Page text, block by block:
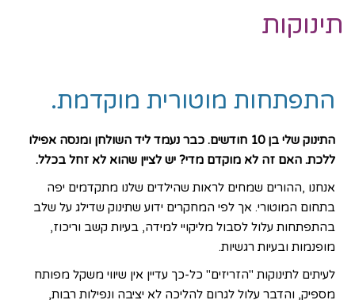
תינוקות
התפתחות מוטורית מוקדמת.
התינוק שלי בן 10 חודשים. כבר נעמד ליד השולחן ומנסה אפילו
ללכת. האם זה לא מוקדם מדי? יש לציין שהוא לא זחל בכלל.
אנחנו ,ההורים שמחים לראות שהילדים שלנו מתקדמים יפה
בתחום המוטורי. אך לפי המחקרים ידוע שתינוק שדילג על שלב
בהתפתחות עלול לסבול מליקויי למידה, בעיות קשב וריכוז,
מופנמות ובעיות רגשיות.
לעיתים לתינוקות "הזריזים" כל-כך עדיין אין שיווי משקל מפותח
מספיק, והדבר עלול לגרום להליכה לא יציבה ונפילות רבות,